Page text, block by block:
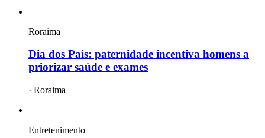
Roraima
Dia dos Pais: paternidade incentiva homens a
priorizar saúde e exames
· Roraima
Entretenimento